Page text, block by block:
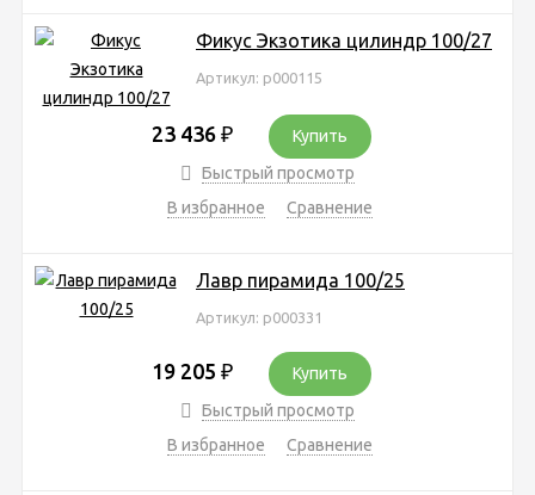
Фикус Экзотика цилиндр 100/27
Артикул: р000115
23 436 ₽
Купить
Быстрый просмотр
В избранное
Сравнение
Лавр пирамида 100/25
Артикул: р000331
19 205 ₽
Купить
Быстрый просмотр
В избранное
Сравнение